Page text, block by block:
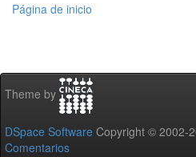
Página de inicio
Theme by
DSpace Software Copyright © 2002-
Comentarios